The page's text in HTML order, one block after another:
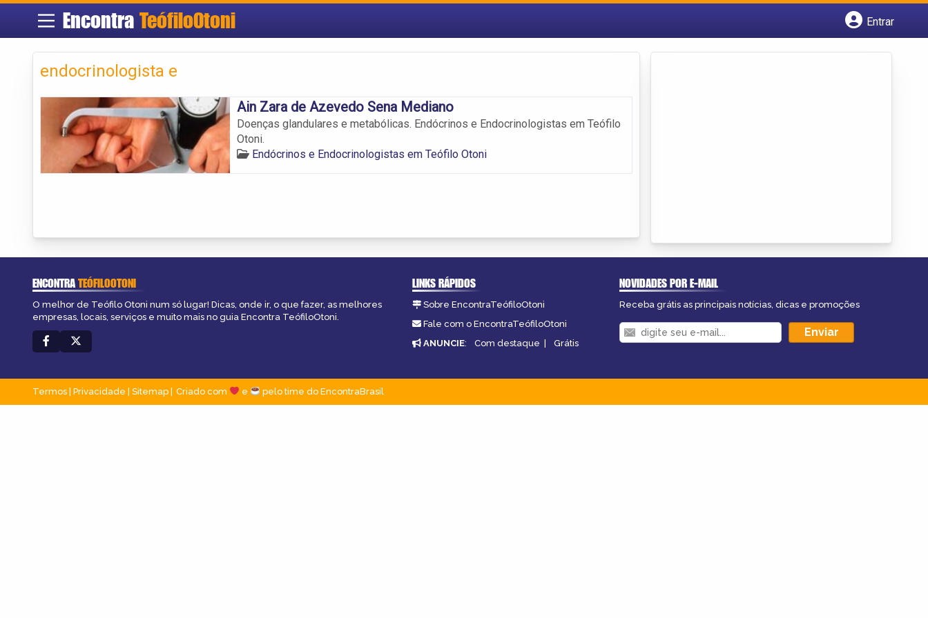
Encontra TeófiloOtoni
Entrar
endocrinologista e
Ain Zara de Azevedo Sena Mediano
Doenças glandulares e metabólicas. Endócrinos e Endocrinologistas em Teófilo
Otoni.
Endócrinos e Endocrinologistas em Teófilo Otoni
ENCONTRATEÓFILOOTONI
O melhor de Teófilo Otoni num só lugar! Dicas, onde ir, o que fazer, as melhores
empresas, locais, serviços e muito mais no guia Encontra TeófiloOtoni.
LINKS RÁPIDOS
Sobre EncontraTeófiloOtoni
Fale com o EncontraTeófiloOtoni
ANUNCIE: Com destaque | Grátis
NOVIDADES POR E-MAIL
Receba grátis as principais notícias, dicas e promoções
Termos Privacidade Sitemap Criado com e pelo time do EncontraBrasil